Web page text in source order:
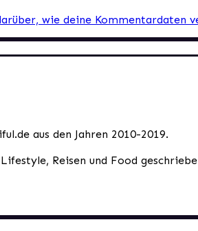
wie deine Kommentardaten
aus den Jahren 2010-2019.
Reisen und Food